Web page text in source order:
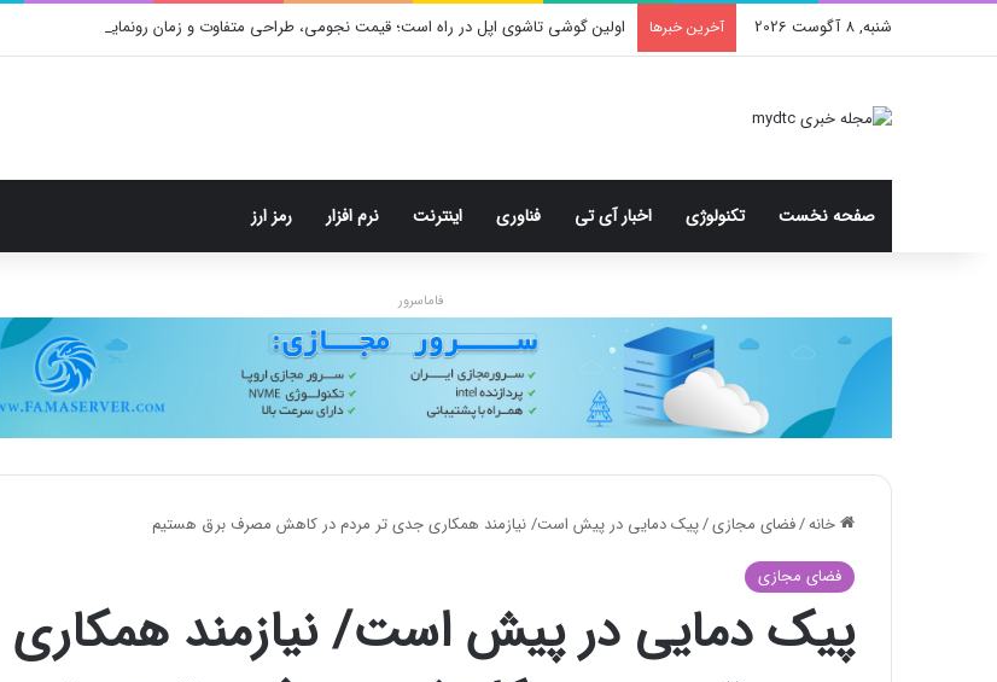
شنبه, 8 آگوست 2026 آخرین خبرها اولین گوشی تاشوی اپل در راه است؛ قیمت نجومی، طراحی متفاوت و زمان رونمایی احتمالی
صفحه نخست تکنولوژی اخبار آی تی فناوری اینترنت نرم افزار رمز ارز
فاماسرور
خانه/فضای مجازی/پیک دمایی در پیش است/ نیازمند همکاری جدی تر مردم در کاهش مصرف برق هستیم
فضای مجازی
پیک دمایی در پیش است/ نیازمند همکاری